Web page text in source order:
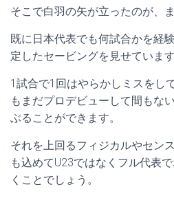
そこで白羽の矢が立ったのが、
既に日本代表でも何試合かを経
定したセービングを見せています
1試合で1回はやらかしミスをし
もまだプロデビューして間もな
ぶることができます。
それを上回るフィジカルやセン
も込めてU23ではなくフル代表
くことでしょう。